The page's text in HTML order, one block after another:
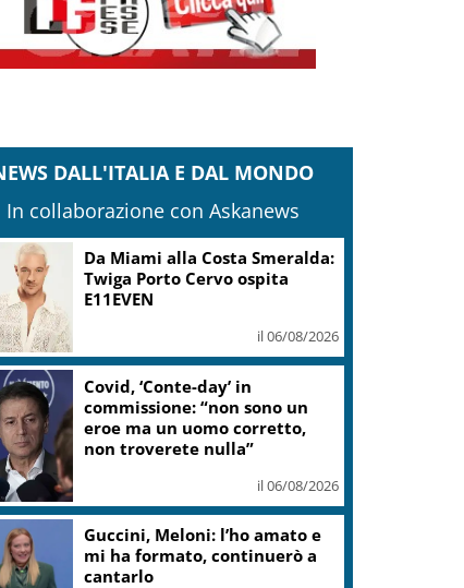
DALL'ITALIA E DAL MONDO
In collaborazione con Askanews
Da Miami alla Costa Smeralda:
Twiga Porto Cervo ospita
E11EVEN
il 06/08/2026
Covid, ‘Conte-day’ in
commissione: “non sono un
eroe ma un uomo corretto,
non troverete nulla”
il 06/08/2026
Guccini, Meloni: l’ho amato e
mi ha formato, continuerò a
cantarlo